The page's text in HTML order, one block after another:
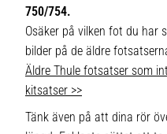
750/754.
Osäker på vilken fot du har
bilder på de äldre
Äldre Thule fotsatser som
kitsatser >>
Tänk även på att dina rör